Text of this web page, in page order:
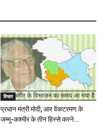
विचार
प्रधान मंत्री मोदी, आर वेंकटरमण के
जम्मू-कश्मीर के तीन हिस्से करने...